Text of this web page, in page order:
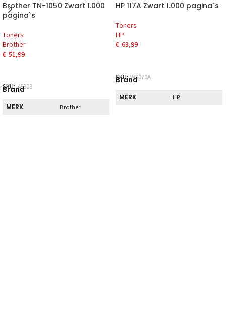
Brother TN-1050 Zwart 1.000
pagina`s
Toners
Brother
€ 51,99
SKU:48909
Brand
MERK Brother
HP 117A Zwart 1.000 pagina`s
Toners
HP
€ 63,99
SKU:W2070A
Brand
MERK HP